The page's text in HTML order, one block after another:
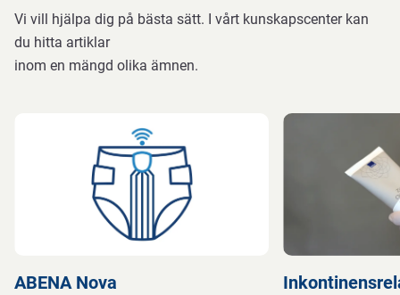
Vi vill hjälpa dig på bästa sätt. I vårt kunskapscenter kan
du hitta artiklar
inom en mängd olika ämnen.
ABENA Nova